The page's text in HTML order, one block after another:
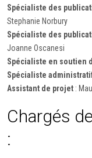
Spécialiste des
Stephanie Norbury
Spécialiste des
Joanne Oscanesi
Spécialiste en soutien
Spécialiste
Assistant de projet :
Chargés
: